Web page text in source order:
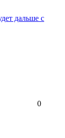
дальше с
0